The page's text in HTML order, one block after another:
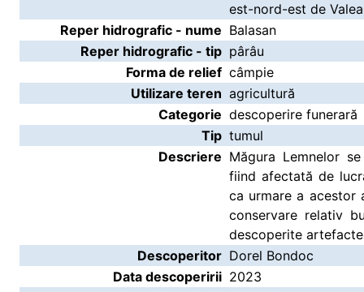
est-nord-est de
Reper hidrografic - nume Balasan
Reper hidrografic - tip pârâu
Forma de relief câmpie
Utilizare teren agricultură
Categorie descoperire funerară
Tip tumul
Descriere Măgura Lemnelor
fiind afectată de
ca urmare a acestor
conservare relativ
descoperite
Descoperitor Dorel Bondoc
Data descoperirii 2023